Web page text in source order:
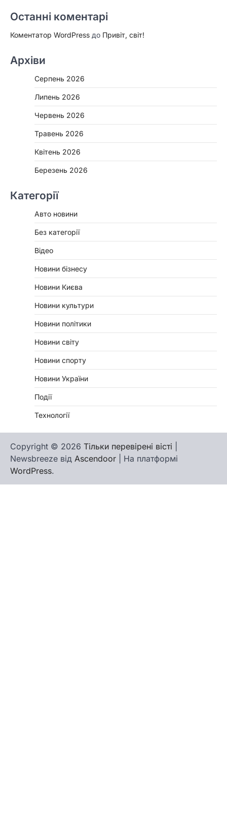
Останні коментарі
Коментатор WordPress до Привіт, світ!
Архіви
Серпень 2026
Липень 2026
Червень 2026
Травень 2026
Квітень 2026
Березень 2026
Категорії
Авто новини
Без категорії
Відео
Новини бізнесу
Новини Києва
Новини культури
Новини політики
Новини світу
Новини спорту
Новини України
Події
Технології
Copyright © 2026 Тільки перевірені вісті
Newsbreeze від Ascendoor | На платформі
WordPress.